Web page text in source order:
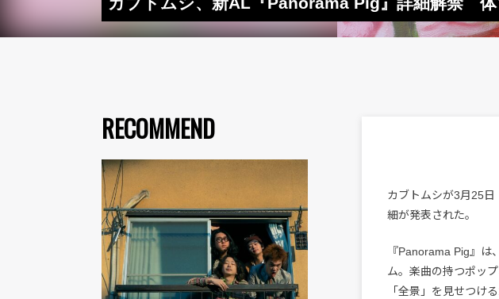
RECOMMEND
カブトムシが3月25
細が発表された。
『Panorama Pig』
ム。楽曲の持つポッ
「全景」を見せつけ